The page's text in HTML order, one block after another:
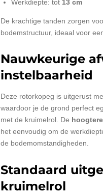
Werkdiepte: tot 13 cm
De krachtige tanden zorgen
bodemstructuur, ideaal voor
Nauwkeurige
instelbaarheid
Deze rotorkopeg is uitgerust
waardoor je de grond perfect
met de kruimelrol. De
het eenvoudig om de
de bodemomstandigheden.
Standaard
kruimelrol